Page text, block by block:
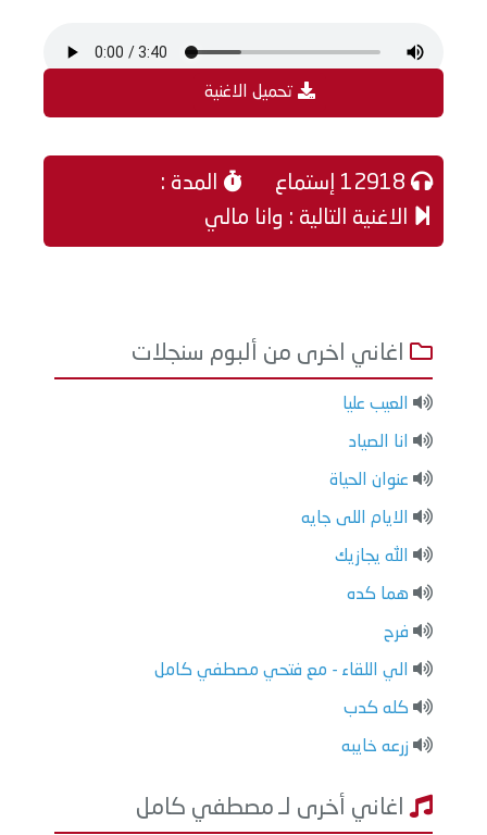
تحميل الاغنية
المدة :
الاغنية التالية : وانا مالي
اغاني اخرى من ألبوم سنجلات
العيب عليا
انا الصياد
عنوان الحياة
الايام اللى جايه
الله يجازيك
هما كده
فرح
الي اللقاء - مع فتحي مصطفي كامل
كله كدب
زرعه خايبه
اغاني أخرى لـ مصطفي كامل